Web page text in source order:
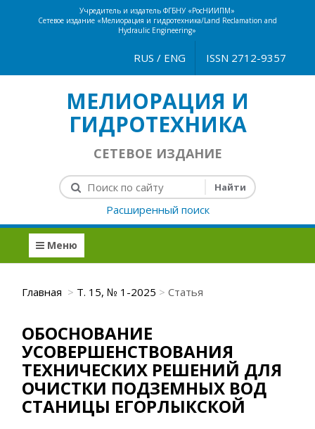
Учредитель и издатель ФГБНУ «РосНИИПМ»
Сетевое издание «Мелиорация и гидротехника/Land Reclamation and
Hydraulic Engineering»
ISSN 2712-9357
RUS / ENG
МЕЛИОРАЦИЯ И
ГИДРОТЕХНИКА
СЕТЕВОЕ ИЗДАНИЕ
Расширенный поиск
Меню
Главная Т. 15, № 1-2025 Статья
ОБОСНОВАНИЕ
УСОВЕРШЕНСТВОВАНИЯ
ТЕХНИЧЕСКИХ РЕШЕНИЙ ДЛЯ
ОЧИСТКИ ПОДЗЕМНЫХ ВОД
СТАНИЦЫ ЕГОРЛЫКСКОЙ